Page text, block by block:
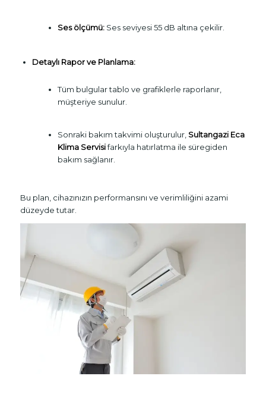
Ses ölçümü:Ses seviyesi 55 dB altına çekilir.
Detaylı Rapor ve Planlama:
Tüm bulgular tablo ve grafiklerle raporlanır,
müşteriye sunulur.
Sonraki bakım takvimi oluşturulur, Sultangazi Eca
Klima Servisifarkıyla hatırlatma ile süregiden
bakım sağlanır.
Bu plan, cihazınızın performansını ve verimliliğini azami
düzeyde tutar.